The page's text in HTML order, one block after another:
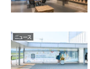
ニュース